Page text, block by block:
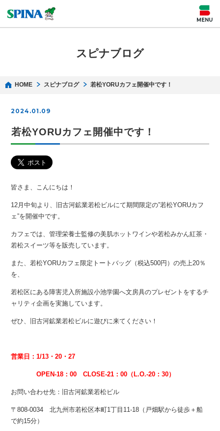
スピナブログ
HOME スピナブログ 若松YORUカフェ開催中です！
2024.01.09
若松YORUカフェ開催中です！
皆さま、こんにちは！
12月中旬より、旧古河鉱業若松ビルにて期間限定の”若松YORUカフ
ェ”を開催中です。
カフェでは、管理栄養士監修の美肌ホットワインや若松みかん紅茶・
若松スイーツ等を販売しています。
また、若松YORUカフェ限定トートバッグ（税込500円）の売上20％
を、
若松区にある障害児入所施設小池学園へ文房具のプレゼントをするチ
ャリティ企画を実施しています。
ぜひ、旧古河鉱業若松ビルに遊びに来てください！
営業日：1/13・20・27
OPEN-18：00 CLOSE-21：00（L.O.-20：30）
お問い合わせ先：旧古河鉱業若松ビル
〒808-0034 北九州市若松区本町1丁目11-18（戸畑駅から徒歩＋船
で約15分）